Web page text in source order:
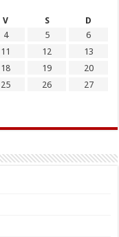
V S
D
4 5
6
11 12
13
18 19
20
25 26
27